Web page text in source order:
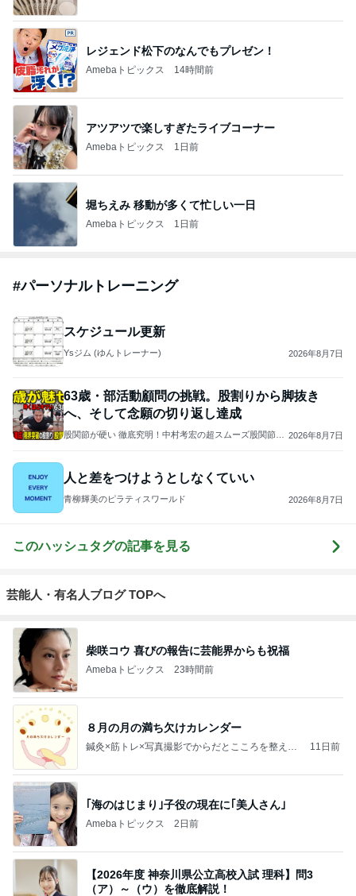
レジェンド松下のなんでもプレゼン！
Amebaトピックス 14時間前
アツアツで楽しすぎたライブコーナー
Amebaトピックス 1日前
堀ちえみ 移動が多くて忙しい一日
Amebaトピックス 1日前
#パーソナルトレーニング
スケジュール更新
Ysジム (ゆんトレーナー) 2026年8月7日
63歳・部活動顧問の挑戦。股割りから脚抜き
へ、そして念願の切り返し達成
股関節が硬い 徹底究明！中村考宏の超スムーズ股関節回
2026年8月7日
人と差をつけようとしなくていい
青柳輝美のピラティスワールド 2026年8月7日
このハッシュタグの記事を見る
芸能人・有名人ブログ TOPへ
柴咲コウ 喜びの報告に芸能界からも祝福
Amebaトピックス 23時間前
８月の月の満ち欠けカレンダー
鍼灸×筋トレ×写真撮影でからだとこころを整える
11日前
｢海のはじまり｣子役の現在に｢美人さん｣
Amebaトピックス 2日前
【2026年度 神奈川県公立高校入試 理科】問3
（ア）～（ウ）を徹底解説！